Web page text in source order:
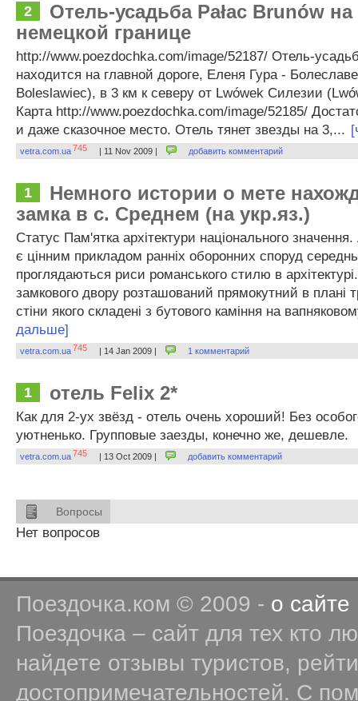
2
Отель-усадьба Pałac Brunów
немецкой границе
http://www.poezdochka.com/image/52187/ Отель-
находится на главной дороге, Еленя Гура -
Boleslawiec), в 3 км к северу от Lwówek Силезии
Карта http://www.poezdochka.com/image/52185/
и даже сказочное место. Отель тянет звезды на 3,...
vetra.com.ua745 | 11 Nov 2009 | добавить комментарий
1
Немного истории о мете
замка в с. Среднем (на укр.яз.)
Статус Пам'ятка архітектури національного
є цінним прикладом ранніх оборонних споруд
проглядаються риси романського стилю в
замкового двору розташований прямокутний в плані
стіни якого складені з бутового каміння на
дальше]
vetra.com.ua745 | 14 Jan 2009 | 1 комментарий
1 отель Felix 2*
Как для 2-ух звёзд - отель очень хороший! Без
уютненько. Групповые заезды, конечно же, дешевле.
vetra.com.ua745 | 13 Oct 2009 | добавить комментарий
Вопросы
Нет вопросов
Поездочка.ком © 2009 - о сайте
Поездочка – сайт для тех кто
найдете отзывы туристов,
достопримечательностей. С